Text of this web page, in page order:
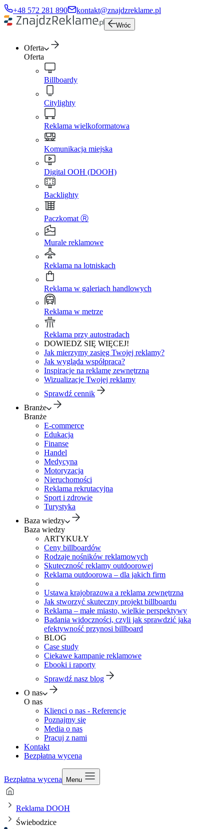
+48 572 281 890 kontakt@znajdzreklame.pl
Wróc
Oferta
Oferta
Billboardy
Citylighty
Reklama wielkoformatowa
Komunikacja miejska
Digital OOH (DOOH)
Backlighty
Paczkomat Ⓡ
Murale reklamowe
Reklama na lotniskach
Reklama w galeriach handlowych
Reklama w metrze
Reklama przy autostradach
DOWIEDZ SIĘ WIĘCEJ!
Jak mierzymy zasięg Twojej reklamy?
Jak wygląda współpraca?
Inspiracje na reklamę zewnętrzną
Wizualizacje Twojej reklamy
Sprawdź cennik
Branże
Branże
E-commerce
Edukacja
Finanse
Handel
Medycyna
Motoryzacja
Nieruchomości
Reklama rekrutacyjna
Sport i zdrowie
Turystyka
Baza wiedzy
Baza wiedzy
ARTYKUŁY
Ceny billboardów
Rodzaje nośników reklamowych
Skuteczność reklamy outdoorowej
Reklama outdoorowa – dla jakich firm
Ustawa krajobrazowa a reklama zewnętrzna
Jak stworzyć skuteczny projekt billboardu
Reklama – małe miasto, wielkie perspektywy
Badania widoczności, czyli jak sprawdzić jaką
efektywność przynosi billboard
BLOG
Case study
Ciekawe kampanie reklamowe
Ebooki i raporty
Sprawdź nasz blog
O nas
O nas
Klienci o nas - Referencje
Poznajmy się
Media o nas
Pracuj z nami
Kontakt
Bezpłatna wycena
Bezpłatna wycena Menu
Reklama DOOH
Świebodzice